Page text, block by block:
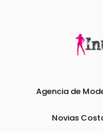
Agencia de
Novias